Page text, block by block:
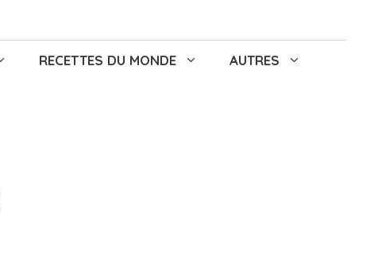
RECETTES DU MONDE AUTRES